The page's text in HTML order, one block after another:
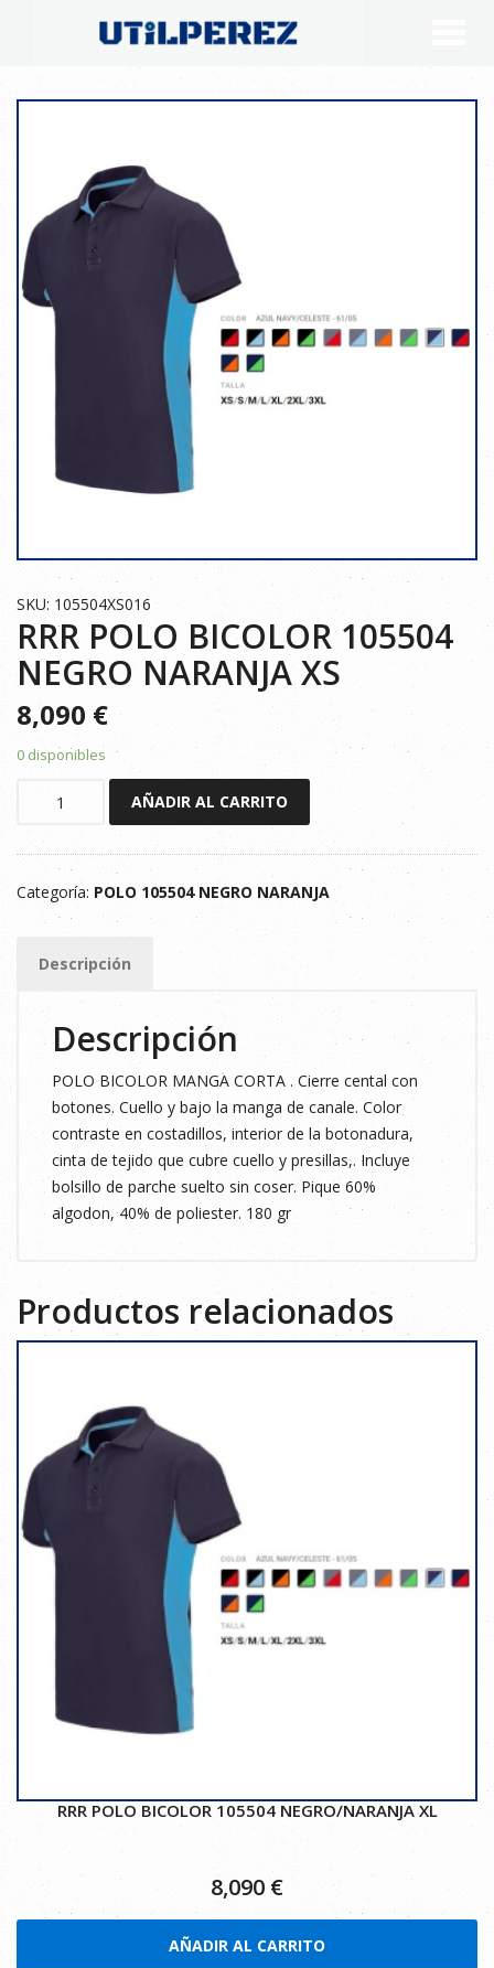
SKU: 105504XS016
RRR POLO BICOLOR 105504
NEGRO NARANJA XS
8,090 €
0 disponibles
BICOLOR
105504
NEGRO
NARANJA
cantidad
AÑADIR AL CARRITO
Categoría: POLO 105504 NEGRO NARANJA
Descripción
Descripción
POLO BICOLOR MANGA CORTA . Cierre cental con
botones. Cuello y bajo la manga de canale. Color
contraste en costadillos, interior de la botonadura,
cinta de tejido que cubre cuello y presillas,. Incluye
bolsillo de parche suelto sin coser. Pique 60%
algodon, 40% de poliester. 180 gr
Productos relacionados
RRR POLO BICOLOR 105504 NEGRO/NARANJA XL
8,090 €
AÑADIR AL CARRITO